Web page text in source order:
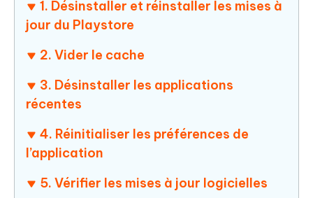
1. Désinstaller et réinstaller les mises à
jour du Playstore
2. Vider le cache
3. Désinstaller les applications
récentes
4. Réinitialiser les préférences de
l’application
5. Vérifier les mises à jour logicielles